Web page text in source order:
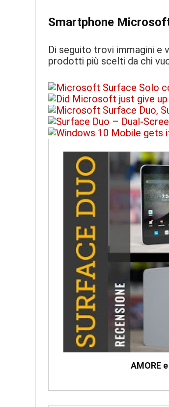
Smartphone
Di seguito trovi immagini e
prodotti più scelti da chi
AMORE